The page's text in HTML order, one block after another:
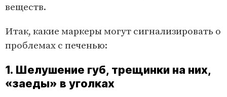
веществ.
Итак, какие маркеры могут сигнализировать о
проблемах с печенью:
1. Шелушение губ, трещинки на них,
«заеды» в уголках